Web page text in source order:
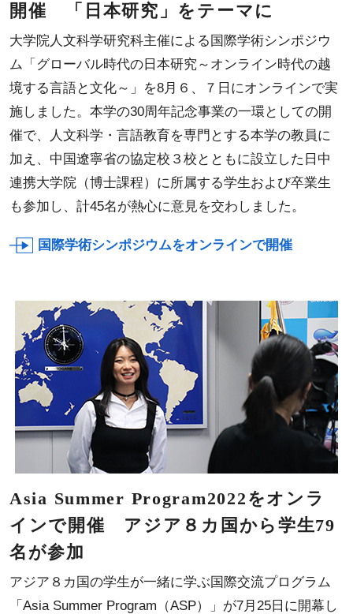
開催 「日本研究」をテーマに
大学院人文科学研究科主催による国際学術シンポジウ
ム「グローバル時代の日本研究～オンライン時代の越
境する言語と文化～」を8月６、７日にオンラインで実
施しました。本学の30周年記念事業の一環としての開
催で、人文科学・言語教育を専門とする本学の教員に
加え、中国遼寧省の協定校３校とともに設立した日中
連携大学院（博士課程）に所属する学生および卒業生
も参加し、計45名が熱心に意見を交わしました。
国際学術シンポジウムをオンラインで開催
Asia Summer Program2022をオンラ
インで開催 アジア８カ国から学生79
名が参加
アジア８カ国の学生が一緒に学ぶ国際交流プログラム
「Asia Summer Program（ASP）」が7月25日に開幕し